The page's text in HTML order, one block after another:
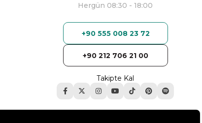
Hergün 08:30 - 18:00
+90 555 008 23 72
+90 212 706 21 00
Takipte Kal